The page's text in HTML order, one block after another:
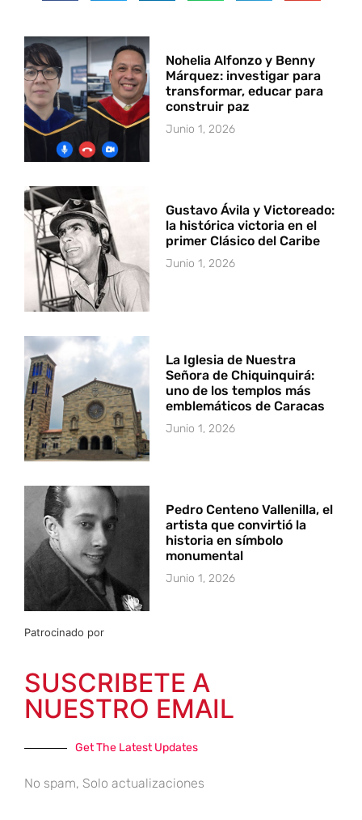
Nohelia Alfonzo y Benny
Márquez: investigar para
transformar, educar para
construir paz
Junio 1, 2026
Gustavo Ávila y Victoreado:
la histórica victoria en el
primer Clásico del Caribe
Junio 1, 2026
La Iglesia de Nuestra
Señora de Chiquinquirá:
uno de los templos más
emblemáticos de Caracas
Junio 1, 2026
Pedro Centeno Vallenilla, el
artista que convirtió la
historia en símbolo
monumental
Junio 1, 2026
Patrocinado por
SUSCRIBETE A
NUESTRO EMAIL
Get The Latest Updates
No spam, Solo actualizaciones